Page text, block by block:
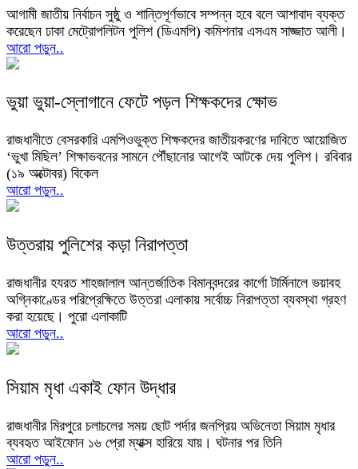
আগামী জাতীয় নির্বাচন সুষ্ঠু ও শান্তিপূর্ণভাবে সম্পন্ন হবে বলে আশাবাদ ব্যক্ত
করেছেন ঢাকা মেট্রোপলিটন পুলিশ (ডিএমপি) কমিশনার এসএম সাজ্জাত আলী।
আরো পড়ুন..
ভুয়া ভুয়া-স্লোগানে ফেটে পড়ল শিক্ষকদের ক্ষোভ
রাজধানীতে বেসরকারি এমপিওভুক্ত শিক্ষকদের জাতীয়করণের দাবিতে আয়োজিত
‘ভুখা মিছিল’ শিক্ষাভবনের সামনে পৌঁছানোর আগেই আটকে দেয় পুলিশ। রবিবার
(১৯ অক্টোবর) বিকেল
আরো পড়ুন..
উত্তরায় পুলিশের কড়া নিরাপত্তা
রাজধানীর হযরত শাহজালাল আন্তর্জাতিক বিমানবন্দরের কার্গো টার্মিনালে ভয়াবহ
অগ্নিকাণ্ডের পরিপ্রেক্ষিতে উত্তরা এলাকায় সর্বোচ্চ নিরাপত্তা ব্যবস্থা গ্রহণ
করা হয়েছে। পুরো এলাকাটি
আরো পড়ুন..
সিয়াম মৃধা একাই ফোন উদ্ধার
রাজধানীর মিরপুরে চলাচলের সময় ছোট পর্দার জনপ্রিয় অভিনেতা সিয়াম মৃধার
ব্যবহৃত আইফোন ১৬ প্রো ম্যাক্স হারিয়ে যায়। ঘটনার পর তিনি
আরো পড়ুন..